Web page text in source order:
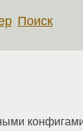
Поиск